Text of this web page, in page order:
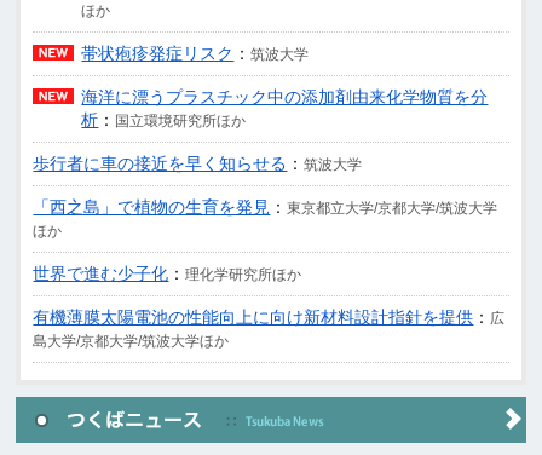
ほか
帯状疱疹発症リスク ：筑波大学
海洋に漂うプラスチック中の添加剤由来化学物質を分
析 ： 国立環境研究所ほか
歩行者に車の接近を早く知らせる ：筑波大学
「西之島」で植物の生育を発見 ：東京都立大学/京都大学/筑波大学
ほか
世界で進む少子化 ：理化学研究所ほか
有機薄膜太陽電池の性能向上に向け新材料設計指針を提供 ： 広
島大学/京都大学/筑波大学ほか